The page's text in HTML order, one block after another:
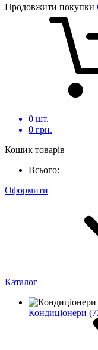
Продовжити покупки
0 шт.
0 грн.
Кошик товарів
Всього:
Оформити
Каталог
Кондиціонери